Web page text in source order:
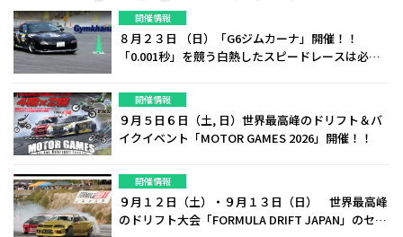
開催情報
８月２３日 （日）「G6ジムカーナ」開催！！
「0.001秒」を競う白熱したスピードレースは必
開催情報
９月５日６日（土, 日）世界最高峰のドリフト＆バ
イクイベント「MOTOR GAMES 2026」開催！！
開催情報
９月１２日（土）・９月１３日（日） 世界最高峰
のドリフト大会「FORMULA DRIFT JAPAN」のセカ